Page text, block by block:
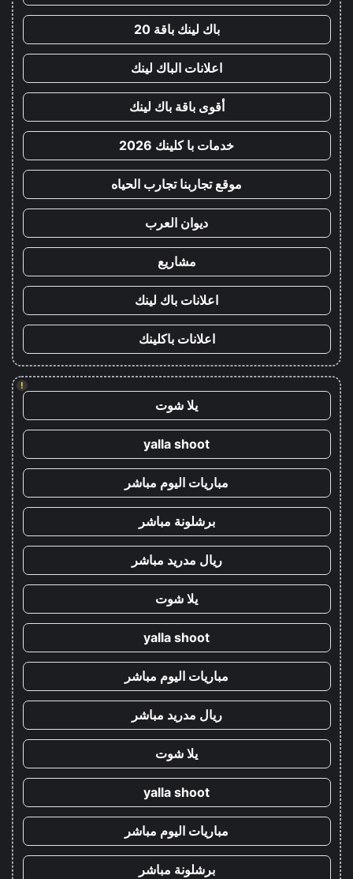
باك لينك باقة 20
اعلانات الباك لينك
أقوى باقة باك لينك
خدمات با كلينك 2026
موقع تجاربنا تجارب الحياه
ديوان العرب
مشاريع
اعلانات باك لينك
اعلانات باكلينك
!
يلا شوت
yalla shoot
مباريات اليوم مباشر
برشلونة مباشر
ريال مدريد مباشر
يلا شوت
yalla shoot
مباريات اليوم مباشر
ريال مدريد مباشر
يلا شوت
yalla shoot
مباريات اليوم مباشر
برشلونة مباشر